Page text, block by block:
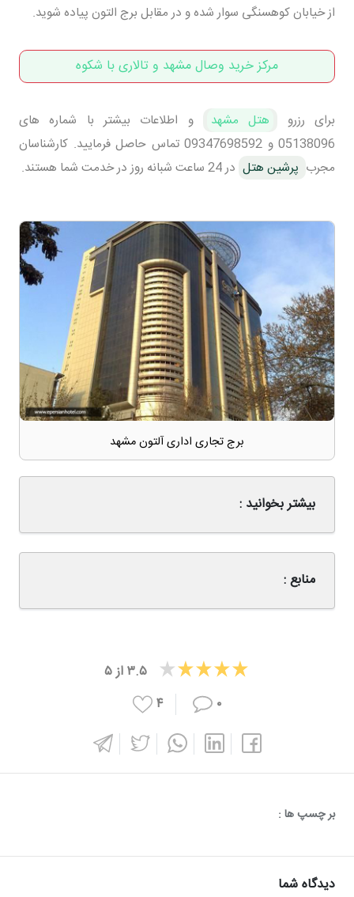
از خیابان کوهسنگی سوار شده و در مقابل برج التون پیاده شوید.
مرکز خرید وصال مشهد و تالاری با شکوه
برای رزرو هتل مشهد
و اطلاعات بیشتر با شماره های
05138096 و 09347698592 تماس حاصل فرمایید. کارشناسان
مجرب پرشین هتل در 24 ساعت شبانه روز در خدمت شما هستند.
برج تجاری اداری آلتون مشهد
بیشتر بخوانید :
منابع :
۳.۵ از۵
۰
۴
بر چسپ ها :
دیدگاه شما